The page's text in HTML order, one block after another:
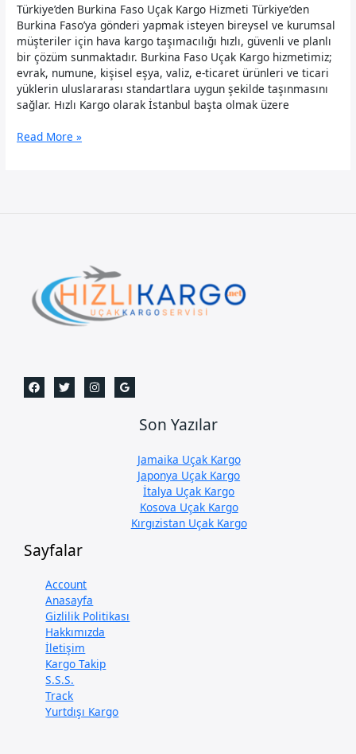
Türkiye’den Burkina Faso Uçak Kargo Hizmeti Türkiye’den
Burkina Faso’ya gönderi yapmak isteyen bireysel ve kurumsal
müşteriler için hava kargo taşımacılığı hızlı, güvenli ve planlı
bir çözüm sunmaktadır. Burkina Faso Uçak Kargo hizmetimiz;
evrak, numune, kişisel eşya, valiz, e-ticaret ürünleri ve ticari
yüklerin uluslararası standartlara uygun şekilde taşınmasını
sağlar. Hızlı Kargo olarak İstanbul başta olmak üzere
Burkina
Read More »
Son Yazılar
Jamaika Uçak Kargo
Japonya Uçak Kargo
İtalya Uçak Kargo
Kosova Uçak Kargo
Kırgızistan Uçak Kargo
Sayfalar
Account
Anasayfa
Gizlilik Politikası
Hakkımızda
İletişim
Kargo Takip
S.S.S.
Track
Yurtdışı Kargo